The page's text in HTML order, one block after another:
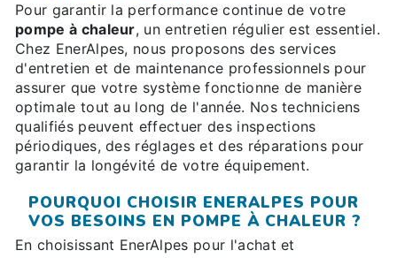
Pour garantir la performance continue de votre
pompe à chaleur, un entretien régulier est essentiel.
Chez EnerAlpes, nous proposons des services
d'entretien et de maintenance professionnels pour
assurer que votre système fonctionne de manière
optimale tout au long de l'année. Nos techniciens
qualifiés peuvent effectuer des inspections
périodiques, des réglages et des réparations pour
garantir la longévité de votre équipement.
POURQUOI CHOISIR ENERALPES POUR
VOS BESOINS EN POMPE À CHALEUR ?
En choisissant EnerAlpes pour l'achat et